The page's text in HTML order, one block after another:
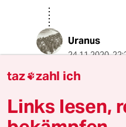
Uranus
24.11.2020,
@Maschor:
Und wer soll
welchen
Und wer
taz zahl ich
Links lesen,